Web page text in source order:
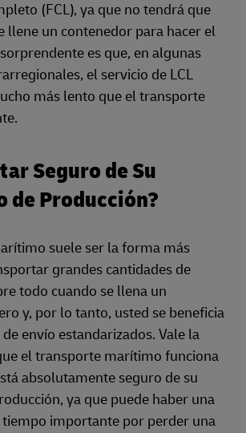
(FCL), ya que no tendrá que
llene un contenedor para hacer el
es que, en algunas
el servicio de LCL
más lento que el transporte
Seguro de Su
de Producción?
suele ser la forma más
grandes cantidades de
todo cuando se llena un
y, por lo tanto, usted se beneficia
envío estandarizados. Vale la
el transporte marítimo funciona
absolutamente seguro de su
ya que puede haber una
tiempo importante por perder una